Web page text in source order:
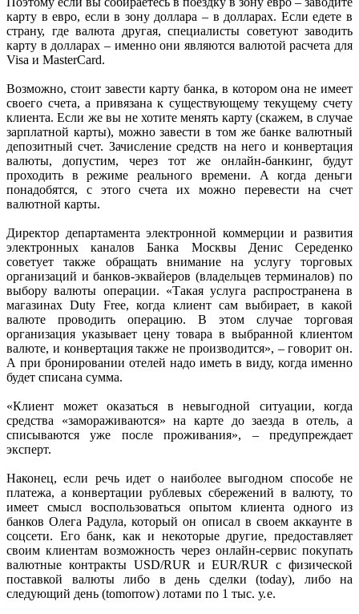
карту в евро, если в зону доллара – в долларах. Если едете в
страну, где валюта другая, специалисты советуют заводить
карту в долларах – именно они являются валютой расчета для
Visa и MasterСard.
Возможно, стоит завести карту банка, в котором она не имеет
своего счета, а привязана к существующему текущему счету
клиента. Если же вы не хотите менять карту (скажем, в случае
зарплатной карты), можно завести в том же банке валютный
депозитный счет. Зачисление средств на него и конвертация
валюты, допустим, через тот же онлайн-банкинг, будут
проходить в режиме реального времени. А когда деньги
понадобятся, с этого счета их можно перевести на счет
валютной карты.
Директор департамента электронной коммерции и развития
электронных каналов Банка Москвы Денис Середенко
советует также обращать внимание на услугу торговых
организаций и банков-эквайеров (владельцев терминалов) по
выбору валюты операции. «Такая услуга распространена в
магазинах Duty Free, когда клиент сам выбирает, в какой
валюте проводить операцию. В этом случае торговая
организация указывает цену товара в выбранной клиентом
валюте, и конвертация также не производится», – говорит он.
А при бронировании отелей надо иметь в виду, когда именно
будет списана сумма.
«Клиент может оказаться в невыгодной ситуации, когда
средства «замораживаются» на карте до заезда в отель, а
списываются уже после проживания», – предупреждает
эксперт.
Наконец, если речь идет о наиболее выгодном способе не
платежа, а конвертации рублевых сбережений в валюту, то
имеет смысл воспользоваться опытом клиента одного из
банков Олега Радула, который он описал в своем аккаунте в
соцсети. Его банк, как и некоторые другие, предоставляет
своим клиентам возможность через онлайн-сервис покупать
валютные контракты USD/RUR и EUR/RUR с физической
поставкой валюты либо в день сделки (today), либо на
следующий день (tomorrow) лотами по 1 тыс. у. е.